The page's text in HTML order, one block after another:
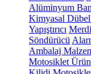
Alüminyum
Kimyasal
Yapıştırıcı
Söndürücü
Ambalaj
Motosiklet